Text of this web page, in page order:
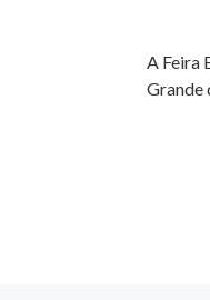
A Feira
Grande